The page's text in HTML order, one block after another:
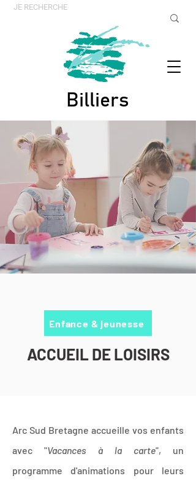
Billiers
Enfance & jeunesse
ACCUEIL DE LOISIRS
Arc Sud Bretagne accueille vos enfants
avec "Vacances à la carte", un
programme d'animations pour leurs